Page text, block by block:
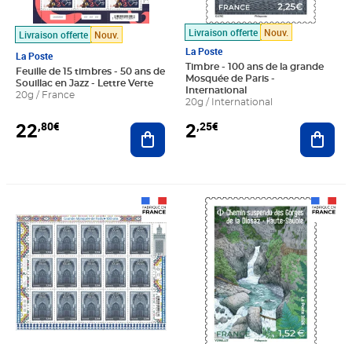
Livraison offerte Nouv.
La Poste
Feuille de 15 timbres - 50 ans de
Souillac en Jazz - Lettre Verte
20g / France
22,80€ Ajouter au panier
Livraison offerte Nouv.
La Poste
Timbre - 100 ans de la grande
Mosquée de Paris -
International
20g / International
2,25€
Prix 1,52€